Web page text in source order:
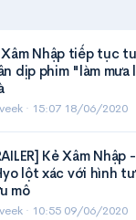
Xâm Nhập tiếp tục
dịp phim "làm
· 15:07 18/06/2020
Kẻ Xâm
lột xác với hình
mô
· 10:55 09/06/2020